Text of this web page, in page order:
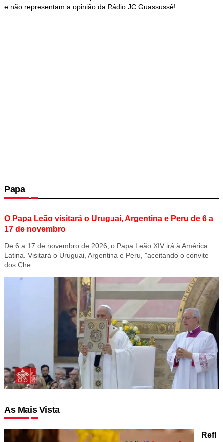
e não representam a opinião da Rádio JC Guassussê!
Papa
O Papa Leão visitará o Uruguai, Argentina e Peru de 6 a
17 de novembro
De 6 a 17 de novembro de 2026, o Papa Leão XIV irá à América
Latina. Visitará o Uruguai, Argentina e Peru, "aceitando o convite
dos Che...
As Mais Vista
Refl